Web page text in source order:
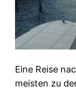
Eine Reise
meisten zu